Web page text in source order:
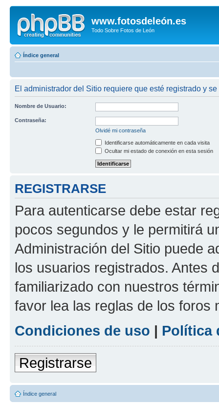
www.fotosdeleón.es
Todo Sobre Fotos de León
Índice general
El administrador del Sitio requiere que esté registrado y
Nombre de Usuario:
Contraseña:
Olvidé mi contraseña
Identificarse automáticamente en cada visita
Ocultar mi estado de conexión en esta sesión
REGISTRARSE
Para autenticarse debe estar
pocos segundos y le permitirá
Administración del Sitio puede
los usuarios registrados. Antes
familiarizado con nuestros
favor lea las reglas de los foros
Condiciones de uso | Política
Registrarse
Índice general